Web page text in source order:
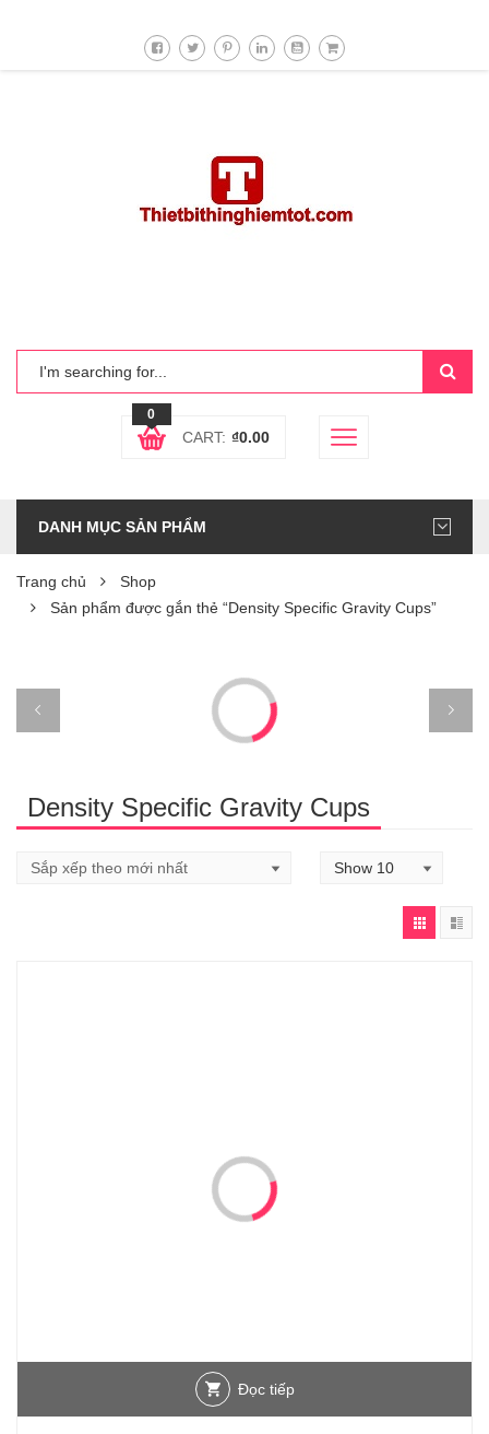
0
CART: ₫0.00
DANH MỤC SẢN PHẨM
Trang chủ
Shop
Sản phẩm được gắn thẻ “Density Specific Gravity Cups”
Density Specific Gravity Cups
Đọc tiếp